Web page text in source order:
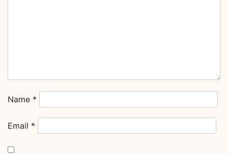
Name *
Email *